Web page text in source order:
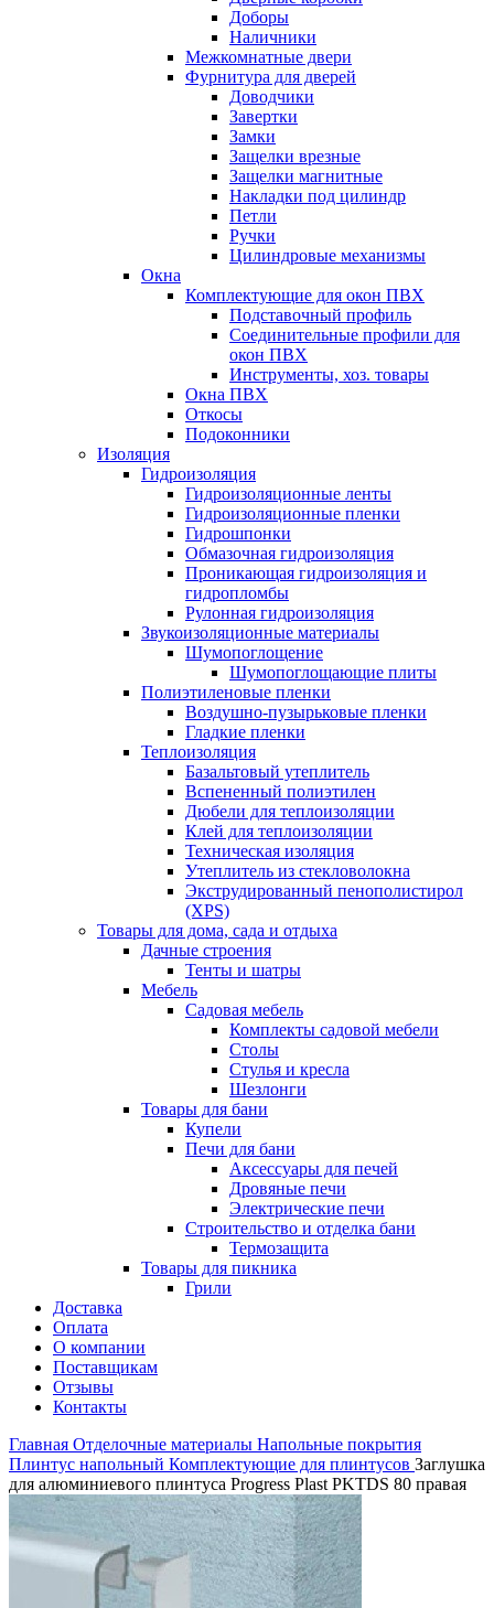
Доборы
Наличники
Межкомнатные двери
Фурнитура для дверей
Доводчики
Завертки
Замки
Защелки врезные
Защелки магнитные
Накладки под цилиндр
Петли
Ручки
Цилиндровые механизмы
Окна
Комплектующие для окон ПВХ
Подставочный профиль
Соединительные профили для
окон ПВХ
Инструменты, хоз. товары
Окна ПВХ
Откосы
Подоконники
Изоляция
Гидроизоляция
Гидроизоляционные ленты
Гидроизоляционные пленки
Гидрошпонки
Обмазочная гидроизоляция
Проникающая гидроизоляция и
гидропломбы
Рулонная гидроизоляция
Звукоизоляционные материалы
Шумопоглощение
Шумопоглощающие плиты
Полиэтиленовые пленки
Воздушно-пузырьковые пленки
Гладкие пленки
Теплоизоляция
Базальтовый утеплитель
Вспененный полиэтилен
Дюбели для теплоизоляции
Клей для теплоизоляции
Техническая изоляция
Утеплитель из стекловолокна
Экструдированный пенополистирол
(XPS)
Товары для дома, сада и отдыха
Дачные строения
Тенты и шатры
Мебель
Садовая мебель
Комплекты садовой мебели
Столы
Стулья и кресла
Шезлонги
Товары для бани
Купели
Печи для бани
Аксессуары для печей
Дровяные печи
Электрические печи
Строительство и отделка бани
Термозащита
Товары для пикника
Грили
Доставка
Оплата
О компании
Поставщикам
Отзывы
Контакты
Главная Отделочные материалы Напольные покрытия
Плинтус напольный Комплектующие для плинтусов Заглушка
для алюминиевого плинтуса Progress Plast PKTDS 80 правая